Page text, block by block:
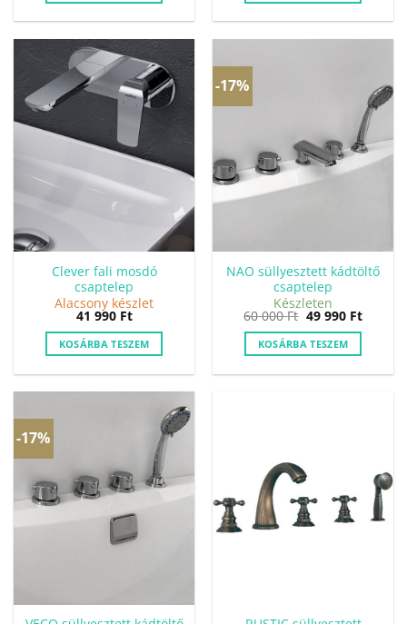
Clever fali mosdó
csaptelep
Alacsony készlet
41 990 Ft
KOSÁRBA TESZEM
-17%
NAO süllyesztett kádtöltő
csaptelep
Készleten
60 000Ft Original
was:
60
49 990 Ft
KOSÁRBA TESZEM
-17%